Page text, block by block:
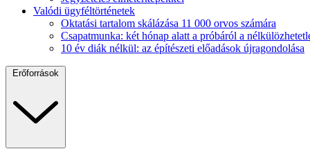
Valódi ügyféltörténetek
Oktatási tartalom skálázása 11 000 orvos számára
Csapatmunka: két hónap alatt a próbáról a
10 év diák nélkül: az építészeti előadások újragondolása
Erőforrások